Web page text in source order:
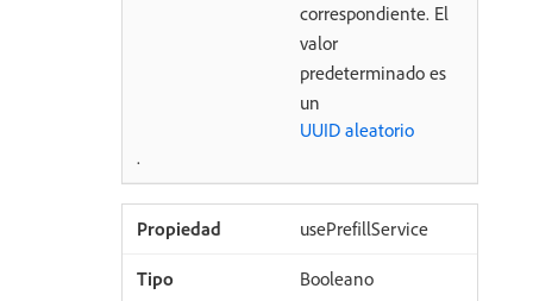
correspondiente. El
valor
predeterminado es
un
UUID aleatorio
.
usePrefillService
Booleano